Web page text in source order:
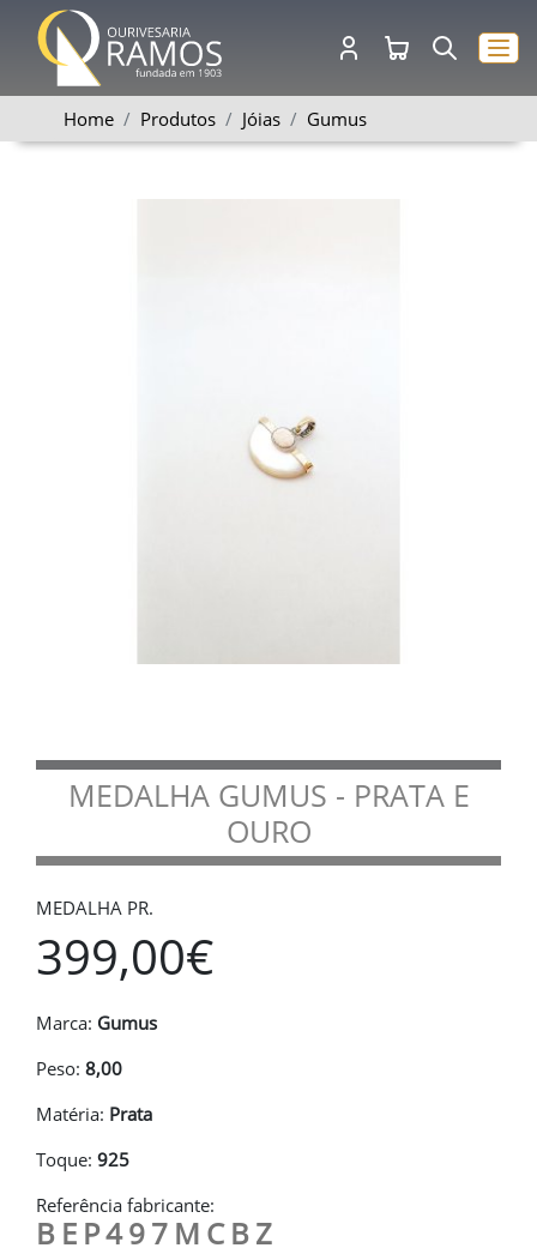
Home Produtos Jóias Gumus
MEDALHA GUMUS - PRATA E
OURO
MEDALHA PR.
399,00€
Marca: Gumus
Peso: 8,00
Matéria: Prata
Toque: 925
Referência fabricante:
BEP497MCBZ